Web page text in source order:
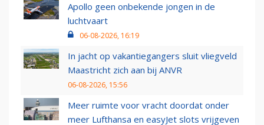
Apollo geen onbekende jongen in de
luchtvaart
06-08-2026, 16:19
In jacht op vakantiegangers sluit vliegveld
Maastricht zich aan bij ANVR
06-08-2026, 15:56
Meer ruimte voor vracht doordat onder
meer Lufthansa en easyJet slots vrijgeven